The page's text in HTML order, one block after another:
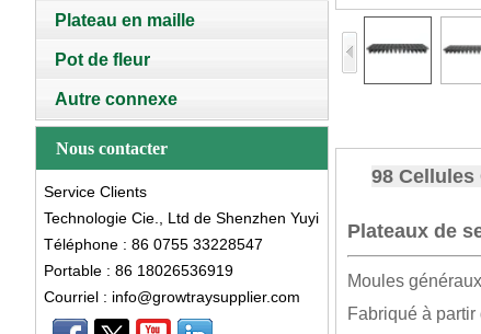
Plateau en maille
Pot de fleur
Autre connexe
Nous contacter
Service Clients
Technologie Cie., Ltd de Shenzhen Yuyi
Téléphone : 86 0755 33228547
Portable : 86 18026536919
Courriel : info@growtraysupplier.com
Grande Table de
98 Cellules
Plateaux de
Moules
Fabriqué à